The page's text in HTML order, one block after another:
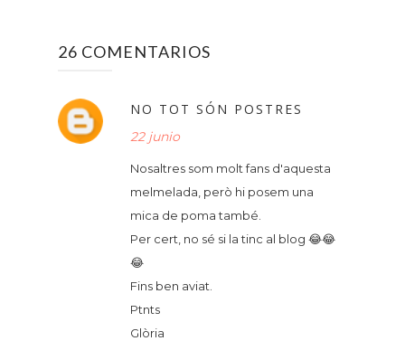
26 COMENTARIOS
NO TOT SÓN POSTRES
22 junio
Nosaltres som molt fans d'aquesta
melmelada, però hi posem una
mica de poma també.
Per cert, no sé si la tinc al blog 😂😂
😂
Fins ben aviat.
Ptnts
Glòria